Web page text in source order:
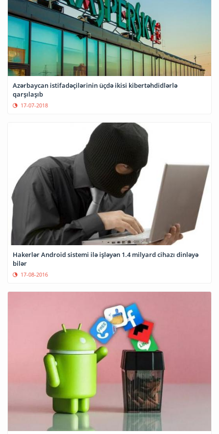
Azərbaycan istifadəçilərinin üçdə ikisi kibertəhdidlərlə
qarşılaşıb
17-07-2018
Hakerlər Android sistemi ilə işləyən 1.4 milyard cihazı dinləyə
bilər
17-08-2016